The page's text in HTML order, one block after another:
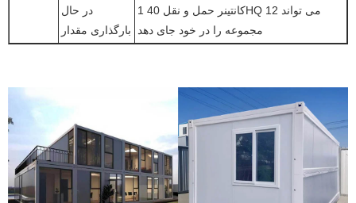
در حال
بارگذاری مقدار
1 کانتینر حمل و نقل 40HQ می تواند 12
مجموعه را در خود جای دهد